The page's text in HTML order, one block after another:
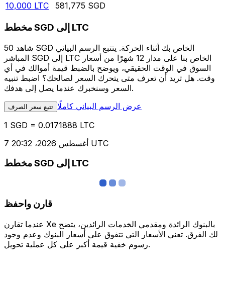
10,000 LTC 581,775 SGD
مخطط SGD إلى LTC
شاهد 50 SGD الخاص بك أثناء الحركة. يتتبع الرسم البياني
المباشر SGD إلى LTC الخاص بنا على مدار 12 شهرًا من أسعار
السوق في الوقت الحقيقي، ويوضح بالضبط قيمة أموالك في أي
وقت. هل تريد أن تعرف متى يتحرك السعر لصالحك؟ اضبط تنبيه
السعر وسنخبرك عندما يصل إلى هدفك.
تتبع سعر الصرف عرض الرسم البياني كاملًا
1 SGD = 0.0171888 LTC
7 أغسطس 2026، 20:32 UTC
مخطط SGD إلى LTC
قارن واحفظ
عندما تقارن Xe بالبنوك الرائدة ومقدمي الخدمات الرائدين، يتضح
لك الفرق. تعني الأسعار التي تتفوق على أسعار البنوك وعدم وجود
رسوم خفية قيمة أكبر على كل عملية تحويل.